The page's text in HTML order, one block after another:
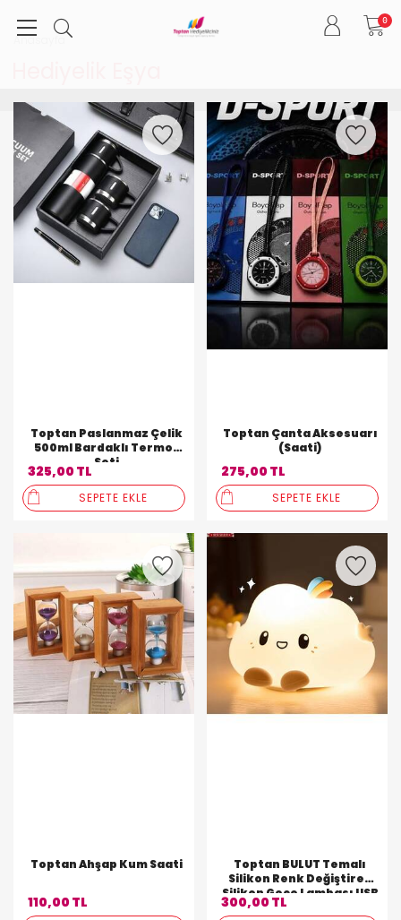
0
Anasayfa
Toptan Paslanmaz Çelik
500ml Bardaklı Termos
Seti
325,00 TL
SEPETE EKLE
Toptan Çanta Aksesuarı
(Saati)
275,00 TL
SEPETE EKLE
Toptan Ahşap Kum Saati
110,00 TL
Toptan BULUT Temalı
Silikon Renk Değiştiren
Silikon Gece Lambası USB
Şarjlı
300,00 TL